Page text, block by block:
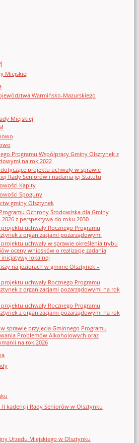
Miejskiej
Warmińsko-Mazurskiego
Miejskiej
Programu Współpracy Gminy Olsztynek z
na rok 2022
projektu uchwały w sprawie
Rady Seniorów i nadania jej Statutu
Kąpity
Spoguny
gminy Olsztynek
Ochrony Środowiska dla Gminy
z perspektywą do roku 2030
uchwały Rocznego Programu
z organizacjami pozarządowymi
uchwały w sprawie określenia trybu
oceny wniosków o realizację zadania
inicjatywy lokalnej
na jeziorach w gminie Olsztynek –
uchwały Rocznego Programu
z organizacjami pozarządowymi na rok
uchwały Rocznego Programu
z organizacjami pozarządowymi na rok
sprawie przyjęcia Gminnego Programu
Problemów Alkoholowych oraz
na rok 2026
kadencji Rady Seniorów w Olsztynku
Urzedu Miejskiego w Olsztynku